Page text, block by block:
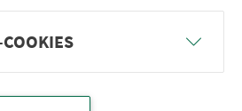
Dieselstr.
Schule